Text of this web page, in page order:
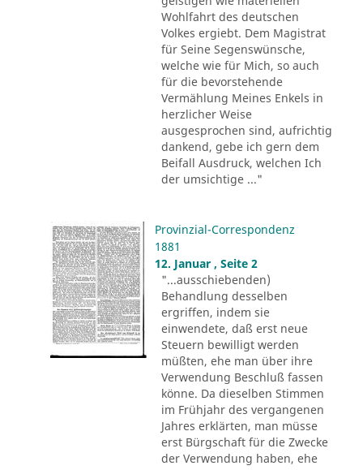
Wohlfahrt des deutschen
Volkes ergiebt. Dem Magistrat
für Seine Segenswünsche,
welche wie für Mich, so auch
für die bevorstehende
Vermählung Meines Enkels in
herzlicher Weise
ausgesprochen sind, aufrichtig
dankend, gebe ich gern dem
Beifall Ausdruck, welchen Ich
der umsichtige ..."
Provinzial-Correspondenz
1881
12. Januar , Seite 2
"...ausschiebenden)
Behandlung desselben
ergriffen, indem sie
einwendete, daß erst neue
Steuern bewilligt werden
müßten, ehe man über ihre
Verwendung Beschluß fassen
könne. Da dieselben Stimmen
im Frühjahr des vergangenen
Jahres erklärten, man müsse
erst Bürgschaft für die Zwecke
der Verwendung haben, ehe